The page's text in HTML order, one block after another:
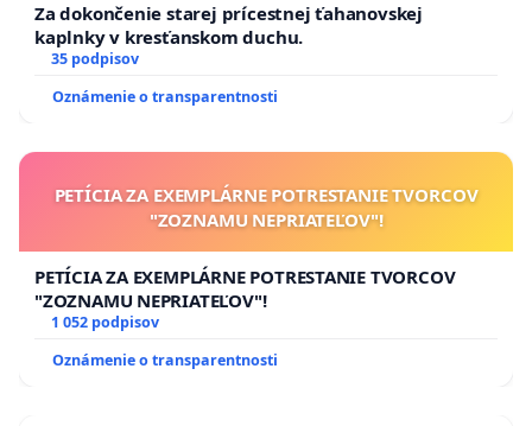
Za dokončenie starej prícestnej ťahanovskej
kaplnky v kresťanskom duchu.
35 podpisov
Oznámenie o transparentnosti
PETÍCIA ZA EXEMPLÁRNE POTRESTANIE TVORCOV
"ZOZNAMU NEPRIATEĽOV"!
PETÍCIA ZA EXEMPLÁRNE POTRESTANIE TVORCOV
"ZOZNAMU NEPRIATEĽOV"!
1 052 podpisov
Oznámenie o transparentnosti